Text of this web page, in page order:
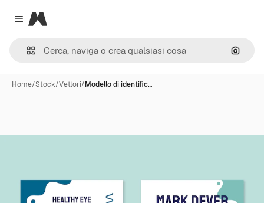
Close menu
Magnific
Cerca
Home/Stock/Vettori/Modello di identific…